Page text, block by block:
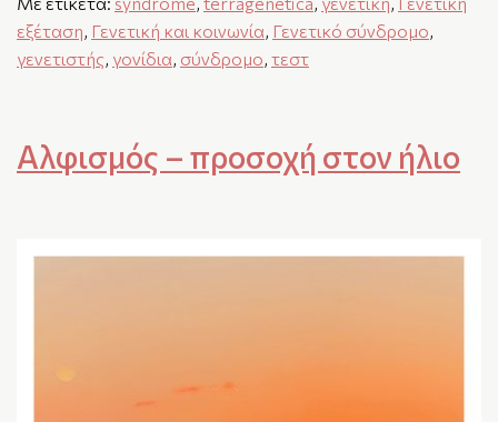
εξέταση, Γενετική και κοινωνία, Γενετικό σύνδρομο,
γενετιστής, γονίδια, σύνδρομο, τεστ
Αλφισμός – προσοχή στον ήλιο